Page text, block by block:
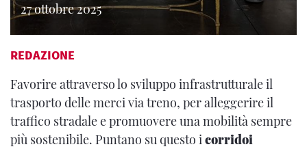
27 ottobre 2025
REDAZIONE
Favorire attraverso lo sviluppo infrastrutturale il
trasporto delle merci via treno, per alleggerire il
traffico stradale e promuovere una mobilità sempre
più sostenibile. Puntano su questo icorridoi